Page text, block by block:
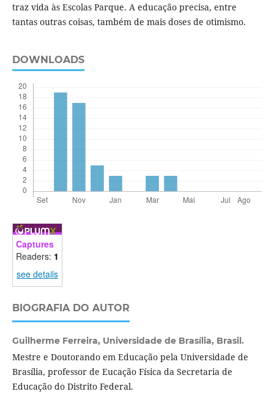
traz vida às Escolas Parque. A educação precisa, entre
tantas outras coisas, também de mais doses de otimismo.
DOWNLOADS
Captures
Readers: 1
see details
BIOGRAFIA DO AUTOR
Guilherme Ferreira, Universidade de Brasília, Brasil.
Mestre e Doutorando em Educação pela Universidade de
Brasília, professor de Eucação Física da Secretaria de
Educação do Distrito Federal.